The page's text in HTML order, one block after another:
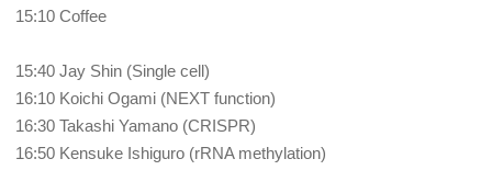
15:10 Coffee
15:40 Jay Shin (Single cell)
16:10 Koichi Ogami (NEXT function)
16:30 Takashi Yamano (CRISPR)
16:50 Kensuke Ishiguro (rRNA methylation)